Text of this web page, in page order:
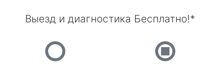
Выезд и диагностика Бесплатно!*